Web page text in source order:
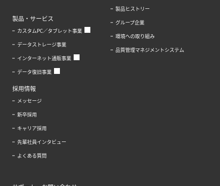
製品・サービス
カスタムPC／タブレット事業
データストレージ事業
インターネット通販事業
データ復旧事業
製品ヒストリー
グループ企業
環境への取り組み
品質管理マネジメントシステム
採用情報
メッセージ
新卒採用
キャリア採用
先輩社員インタビュー
よくある質問